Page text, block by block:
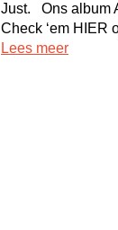
Just. Ons album
Check ‘em HIER
Lees meer